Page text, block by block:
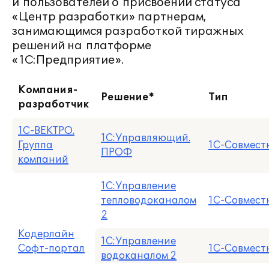
«Центр разработки» партнерам,
занимающимся разработкой тиражных
решений на платформе
«1С:Предприятие».
Компания-
разработчик
Решение* Тип
1С-ВЕКТРО.
Группа
компаний
1С:Управляющий.
ПРОФ
1С-
Кодерлайн
Софт-портал
1С:Управление
тепловодоканалом
2
1С-
1С:Управление
водоканалом 2
1С-